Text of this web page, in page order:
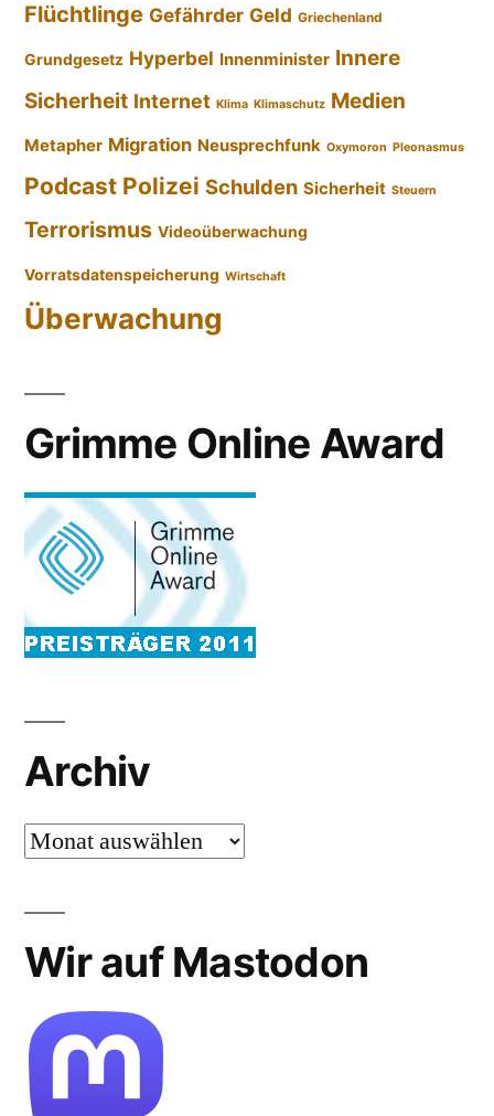
Flüchtlinge Gefährder Geld Griechenland
Grundgesetz Hyperbel Innenminister Innere
Sicherheit Internet Klima Klimaschutz Medien
Metapher Migration Neusprechfunk Oxymoron Pleonasmus
Podcast Polizei Schulden Sicherheit Steuern
Terrorismus Videoüberwachung
Vorratsdatenspeicherung Wirtschaft
Überwachung
Grimme Online Award
Archiv
Archiv
Wir auf Mastodon